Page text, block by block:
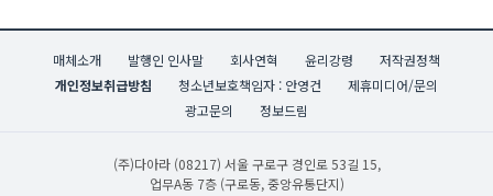
매체소개 발행인 인사말 회사연혁 윤리강령
저작권정책
개인정보취급방침
청소년보호책임자 : 안영건
제휴미디어/문의
광고문의
정보드림
(주)다아라 (08217) 서울 구로구 경인로 53길 15,
업무A동 7층 (구로동, 중앙유통단지)